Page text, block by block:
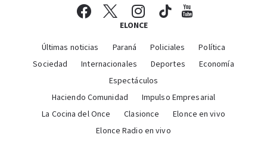
ELONCE
Últimas noticias Paraná Policiales
Política
Sociedad
Internacionales Deportes
Economía
Espectáculos
Haciendo Comunidad
Impulso Empresarial
La Cocina del Once
Clasionce
Elonce en vivo
Elonce Radio en vivo